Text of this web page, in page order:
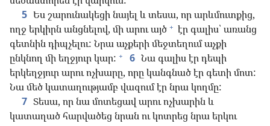
5 Ես շարունակեցի նայել և տեսա, որ արևմուտքից,
ողջ երկիրն անցնելով, մի արու այծ + էր գալիս՝ առանց
գետնին դիպչելու: Նրա աչքերի մեջտեղում աչքի
ընկնող մի եղջյուր կար: + 6 Նա գալիս էր դեպի
երկեղջյուր արու ոչխարը, որը կանգնած էր գետի մոտ:
Նա մեծ կատաղությամբ վազում էր նրա կողմը:
7 Տեսա, որ նա մոտեցավ արու ոչխարին և
կատաղած հարվածեց նրան ու կոտրեց նրա երկու